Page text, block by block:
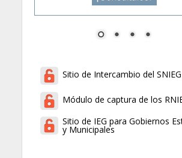
Sitio de Intercambio del SNIEG
Módulo de captura de los
Sitio de IEG para Gobiernos
y Municipales